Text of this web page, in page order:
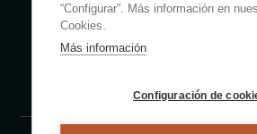
“Configurar”. Más información en
Cookies.
Más información
Configuración de